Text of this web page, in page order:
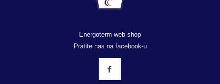
Energoterm web shop
Pratite nas na facebook-u